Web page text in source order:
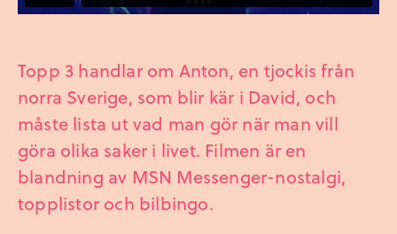
Topp 3 handlar om Anton, en tjockis från
norra Sverige, som blir kär i David, och
måste lista ut vad man gör när man vill
göra olika saker i livet. Filmen är en
blandning av MSN Messenger-nostalgi,
topplistor och bilbingo.